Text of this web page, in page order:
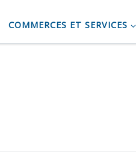
COMMERCES ET SERVICES